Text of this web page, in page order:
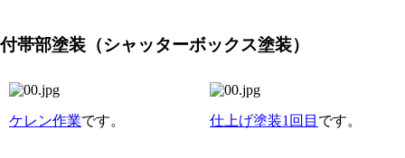
付帯部塗装（シャッターボックス塗装）
ケレン作業です。 仕上げ塗装1回目 です。